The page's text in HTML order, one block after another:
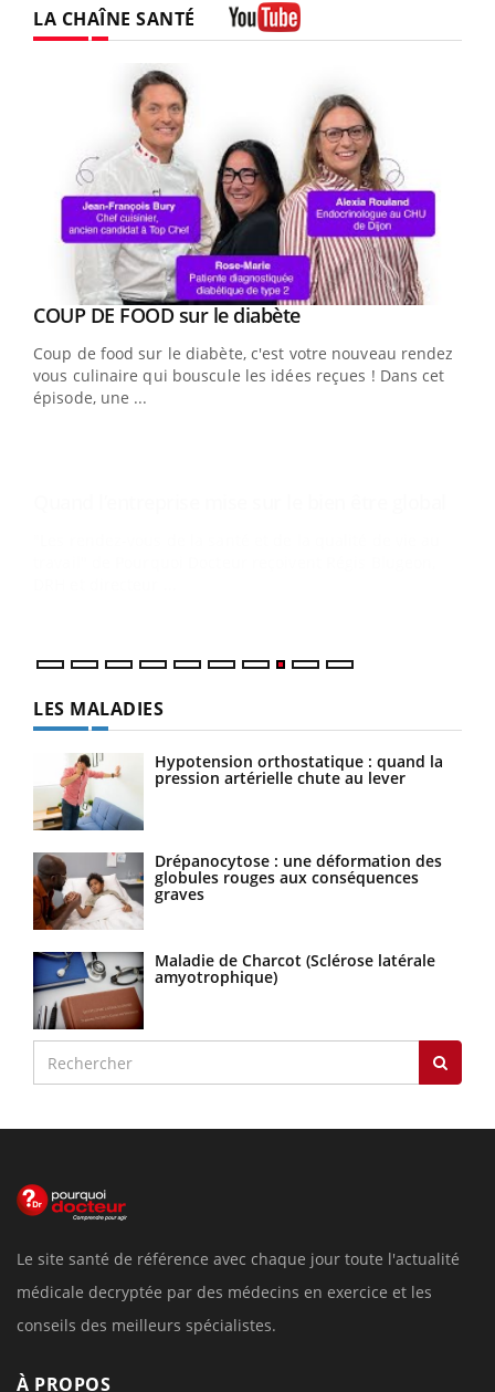
LA CHAÎNE SANTÉ
Youtube
COUP DE FOOD sur le diabèteYoutube
Coup de food sur le diabète, c'est votre nouveau rendez-
vous culinaire qui bouscule les idées reçues ! Dans cet
épisode, une ...
Youtube
Quand l’entreprise mise sur le bien être global
"Les rendez-vous de la santé et de la qualité de vie au
travail" de Pourquoi Docteur reçoivent Régis Blugeon,
DRH et directeur ...
LES MALADIES
Hypotension orthostatique : quand la
pression artérielle chute au lever
Drépanocytose : une déformation des
globules rouges aux conséquences
graves
Maladie de Charcot (Sclérose latérale
amyotrophique)
Le site santé de référence avec chaque jour toute l'actualité
médicale decryptée par des médecins en exercice et les
conseils des meilleurs spécialistes.
À PROPOS